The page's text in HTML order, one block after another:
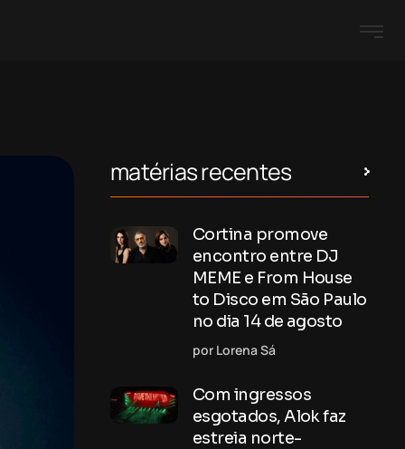
matérias recentes
Cortina promove
encontro entre DJ
MEME e From House
to Disco em São Paulo
no dia 14 de agosto
por Lorena Sá
Com ingressos
esgotados, Alok faz
estreia norte-